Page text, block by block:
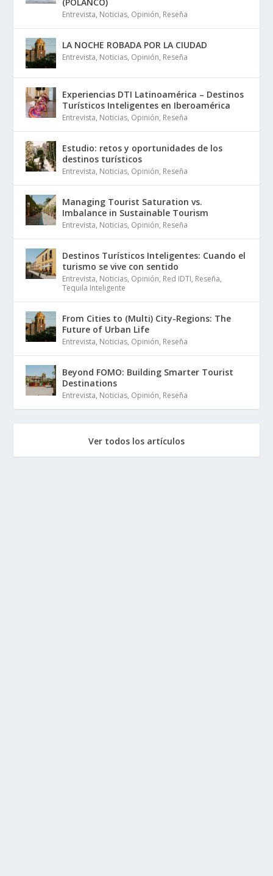
Entrevista, Noticias, Opinión, Reseña
LA NOCHE ROBADA POR LA CIUDAD
Entrevista, Noticias, Opinión, Reseña
Experiencias DTI Latinoamérica – Destinos
Turísticos Inteligentes en Iberoamérica
Entrevista, Noticias, Opinión, Reseña
Estudio: retos y oportunidades de los
destinos turísticos
Entrevista, Noticias, Opinión, Reseña
Managing Tourist Saturation vs.
Imbalance in Sustainable Tourism
Entrevista, Noticias, Opinión, Reseña
Destinos Turísticos Inteligentes: Cuando el
turismo se vive con sentido
Entrevista, Noticias, Opinión, Red IDTI, Reseña,
Tequila Inteligente
From Cities to (Multi) City-Regions: The
Future of Urban Life
Entrevista, Noticias, Opinión, Reseña
Beyond FOMO: Building Smarter Tourist
Destinations
Entrevista, Noticias, Opinión, Reseña
Ver todos los artículos